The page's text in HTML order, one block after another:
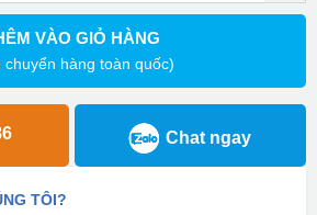
VÀO GIỎ HÀNG
chuyển hàng toàn quốc)
Chat ngay
TÔI?